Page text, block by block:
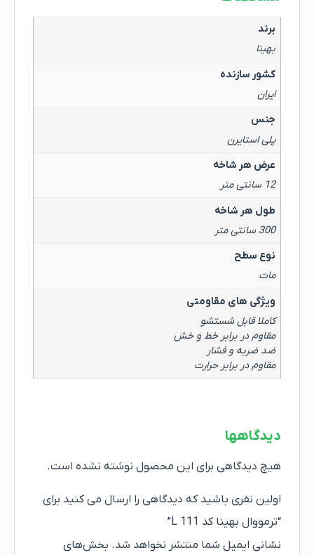
برند
بهینا
کشور سازنده
ایران
جنس
پلی استایرن
عرض هر شاخه
12 سانتی متر
طول هر شاخه
300 سانتی متر
نوع سطح
مات
ویژگی های مقاومتی
کاملا قابل شستشو
مقاوم در برابر خط و خش
ضد ضربه و فشار
مقاوم در برابر حرارت
دیدگاهها
هیچ دیدگاهی برای این محصول نوشته نشده است.
اولین نفری باشید که دیدگاهی را ارسال می کنید برای
“ترمووال بهینا کد L 111”
نشانی ایمیل شما منتشر نخواهد شد. بخش‌های